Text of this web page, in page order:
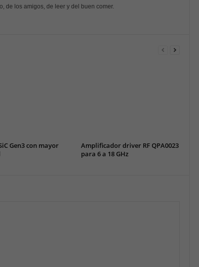
de los amigos, de leer y del buen comer.
Gen3 con mayor
Amplificador driver RF QPA0023
para 6 a 18 GHz